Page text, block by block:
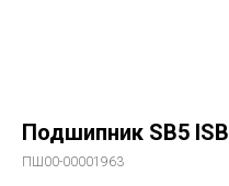
Подшипник SB5 ISB
ПШ00-00001963